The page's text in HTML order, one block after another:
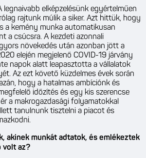
legnaivabb elképzelésünk egyértelműen
rajtunk múlik a siker. Azt hittük, hogy
a kemény munka automatikusan
a csúcsra. A kezdeti azonnali
növekedés után azonban jött a
elején megjelenő COVID-19 járvány
napok alatt leapasztotta a vállalatok
Az ezt követő küzdelmes évek során
hogy a hatalmas ambíciónk és
időzítés és egy kis szerencse
a makrogazdasági folyamatokkal
tanulnunk tisztelni a piacot és
akinek munkát adtatok, és emlékeztek
volt az?